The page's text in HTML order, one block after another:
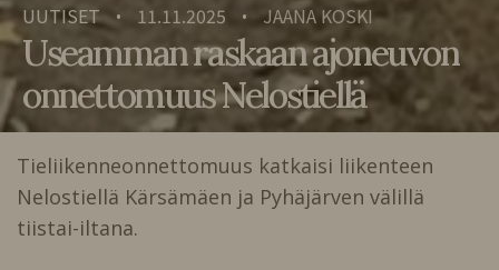
UUTISET • 11.11.2025 • JAANA KOSKI
Useamman raskaan ajoneuvon
onnettomuus Nelostiellä
Tieliikenneonnettomuus katkaisi liikenteen
Nelostiellä Kärsämäen ja Pyhäjärven välillä
tiistai-iltana.